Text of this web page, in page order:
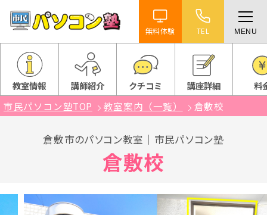
無料体験 TEL MENU
ホーム
特徴
講座紹介
教室案内
教室情報 講師紹介 クチコミ 講座詳細 料
市民パソコン塾TOP 教室案内（一覧） 倉敷校
倉敷市のパソコン教室｜市民パソコン塾
倉敷校